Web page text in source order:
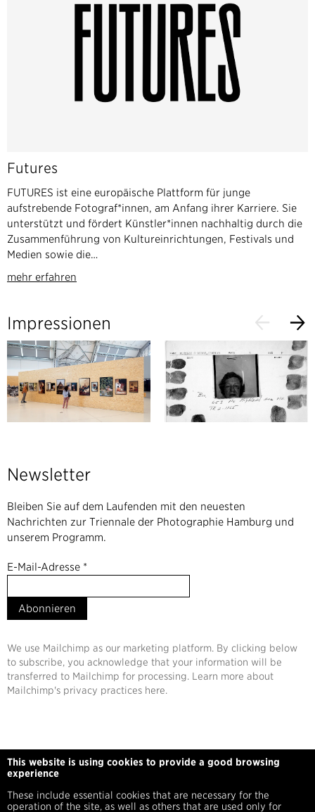
Futures
FUTURES ist eine europäische Plattform für junge
aufstrebende Fotograf*innen, am Anfang ihrer Karriere. Sie
unterstützt und fördert Künstler*innen nachhaltig durch die
Zusammenführung von Kultureinrichtungen, Festivals und
Medien sowie die…
mehr erfahren
Impressionen
Newsletter
Bleiben Sie auf dem Laufenden mit den neuesten
Nachrichten zur Triennale der Photographie Hamburg und
unserem Programm.
E-Mail-Adresse *
We use Mailchimp as our marketing platform. By clicking below
to subscribe, you acknowledge that your information will be
transferred to Mailchimp for processing. Learn more about
Mailchimp's privacy practices here.
Partner
This website is using cookies to provide a good browsing
experience
These include essential cookies that are necessary for the
operation of the site, as well as others that are used only for